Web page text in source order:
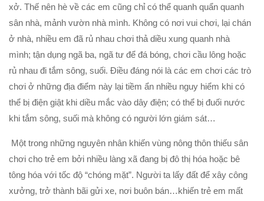
xở. Thế nên hè về các em cũng chỉ có thể quanh quẩn quanh
sân nhà, mảnh vườn nhà mình. Không có nơi vui chơi, lại chán
ở nhà, nhiều em đã rủ nhau chơi thả diều xung quanh nhà
mình; tận dụng ngã ba, ngã tư để đá bóng, chơi cầu lông hoặc
rủ nhau đi tắm sông, suối. Điều đáng nói là các em chơi các trò
chơi ở những địa điểm này lại tiềm ẩn nhiều nguy hiểm khi có
thể bị điện giật khi diều mắc vào dây điện; có thể bị đuối nước
khi tắm sông, suối mà không có người lớn giám sát…
Một trong những nguyên nhân khiến vùng nông thôn thiếu sân
chơi cho trẻ em bởi nhiều làng xã đang bị đô thị hóa hoặc bê
tông hóa với tốc độ “chóng mặt”. Người ta lấy đất để xây công
xưởng, trở thành bãi gửi xe, nơi buôn bán…khiến trẻ em mất